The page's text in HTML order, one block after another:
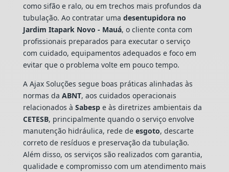
como sifão e ralo, ou em trechos mais profundos da
tubulação. Ao contratar uma desentupidora no
Jardim Itapark Novo - Mauá, o cliente conta com
profissionais preparados para executar o serviço
com cuidado, equipamentos adequados e foco em
evitar que o problema volte em pouco tempo.
A Ajax Soluções segue boas práticas alinhadas às
normas da ABNT, aos cuidados operacionais
relacionados à Sabespe às diretrizes ambientais da
CETESB, principalmente quando o serviço envolve
manutenção hidráulica, rede de esgoto, descarte
correto de resíduos e preservação da tubulação.
Além disso, os serviços são realizados com garantia,
qualidade e compromisso com um atendimento mais